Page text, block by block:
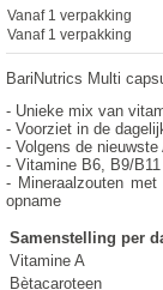
Vanaf 1 verpakking
Vanaf 1 verpakking
BariNutrics Multi
- Unieke mix van
- Voorziet in de
- Volgens de
- Vitamine B6, B9/
- Mineraalzouten
opname
Samenstelling per
Vitamine A
Bètacaroteen